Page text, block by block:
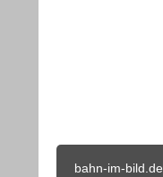
bahn-im-bild.de